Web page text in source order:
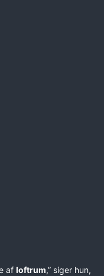
af loftrum,” siger hun,